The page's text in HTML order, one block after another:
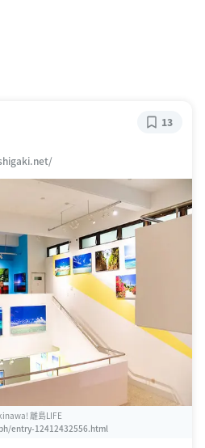
13
離島LIFE
entry-12412432556.html